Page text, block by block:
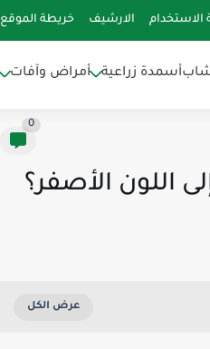
الاستخدام الارشيف خريطة الموقع
أسمدة زراعية أمراض وآفات
0
اللون الأصفر؟